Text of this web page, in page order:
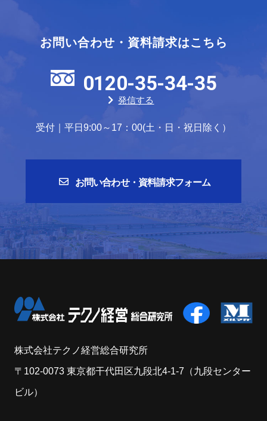
お問い合わせ・資料請求はこちら
0120-35-34-35
発信する
受付｜平日9:00～17：00(土・日・祝日除く）
お問い合わせ・資料請求フォーム
株式会社テクノ経営総合研究所
〒102-0073 東京都干代田区九段北4-1-7（九段センター
ビル）